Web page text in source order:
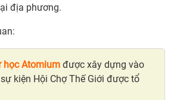
địa phương.
học Atomium được xây dựng vào
kiện Hội Chợ Thế Giới được tổ